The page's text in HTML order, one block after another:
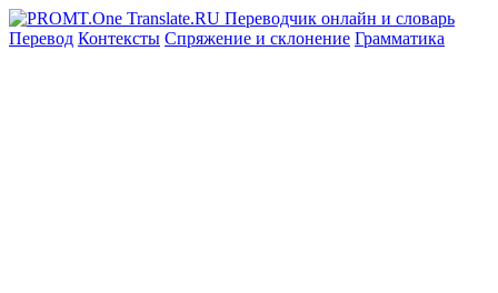
Перевод Контексты Спряжение и склонение Грамматика